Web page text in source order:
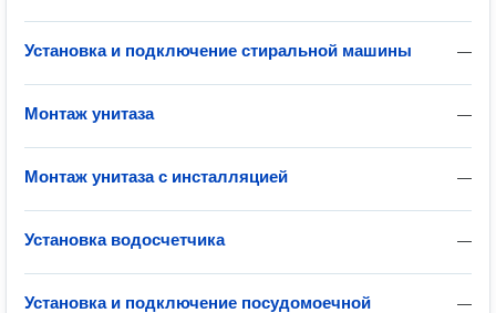
—
Установка и подключение стиральной машины
—
Монтаж унитаза
—
Монтаж унитаза с инсталляцией
—
Установка водосчетчика
—
Установка и подключение посудомоечной